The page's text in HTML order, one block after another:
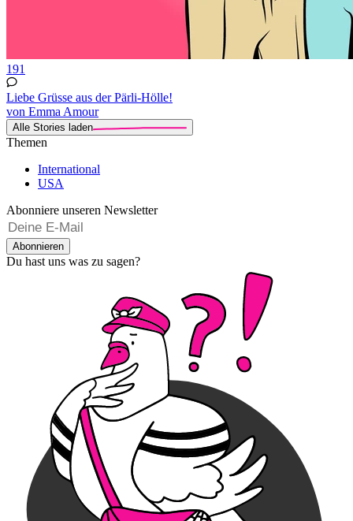
191
Liebe Grüsse aus der Pärli-Hölle!
von Emma Amour
Alle Stories laden
Themen
International
USA
Abonniere unseren Newsletter
Abonnieren
Du hast uns was zu sagen?